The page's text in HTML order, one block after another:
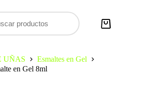
Carro
UÑAS
Esmaltes en Gel
en Gel 8ml